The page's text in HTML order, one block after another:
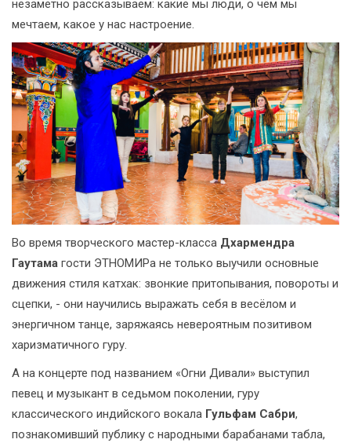
незаметно рассказываем: какие мы люди, о чём мы
мечтаем, какое у нас настроение.
Во время творческого мастер-класса Дхармендра
Гаутама гости ЭТНОМИРа не только выучили основные
движения стиля катхак: звонкие притопывания, повороты и
сцепки, - они научились выражать себя в весёлом и
энергичном танце, заряжаясь невероятным позитивом
харизматичного гуру.
А на концерте под названием «Огни Дивали» выступил
певец и музыкант в седьмом поколении, гуру
классического индийского вокала Гульфам Сабри,
познакомивший публику с народными барабанами табла,